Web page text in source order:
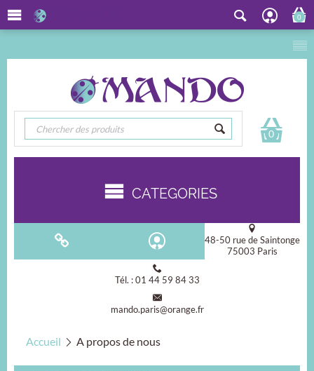
0
CATEGORIES
48-50 rue de Saintonge
75003 Paris
Tél. : 01 44 59 84 33
mando.paris@orange.fr
0
Accueil A propos de nous